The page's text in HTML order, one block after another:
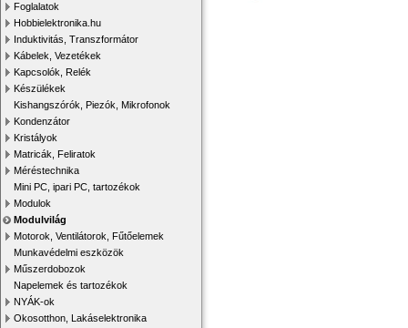
Foglalatok
Hobbielektronika.hu
Induktivitás, Transzformátor
Kábelek, Vezetékek
Kapcsolók, Relék
Készülékek
Kishangszórók, Piezók, Mikrofonok
Kondenzátor
Kristályok
Matricák, Feliratok
Méréstechnika
Mini PC, ipari PC, tartozékok
Modulok
Modulvilág
Motorok, Ventilátorok, Fűtőelemek
Munkavédelmi eszközök
Műszerdobozok
Napelemek és tartozékok
NYÁK-ok
Okosotthon, Lakáselektronika